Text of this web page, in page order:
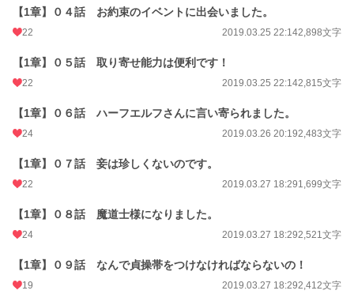
ス
24h.ポイント
文字数 343,487
更新日時
初回公開日時 2019.03.25 22:14
初回完結日時
【1章】０４話 お約束のイベントに出会いました。
22 2019.03.25 22:142,898文字
【1章】０５話 取り寄せ能力は便利です！
22 2019.03.25 22:142,815文字
【1章】０６話 ハーフエルフさんに言い寄られました。
24 2019.03.26 20:192,483文字
【1章】０７話 妾は珍しくないのです。
22 2019.03.27 18:291,699文字
【1章】０８話 魔道士様になりました。
24 2019.03.27 18:292,521文字
【1章】０９話 なんで貞操帯をつけなければならないの！
19 2019.03.27 18:292,412文字